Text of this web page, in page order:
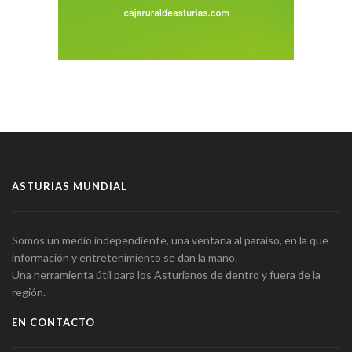
ASTURIAS MUNDIAL
Somos un medio independiente, una ventana al paraíso, en la que
información y entretenimiento se dan la mano.
Una herramienta útil para los Asturianos de dentro y fuera de la
región.
EN CONTACTO